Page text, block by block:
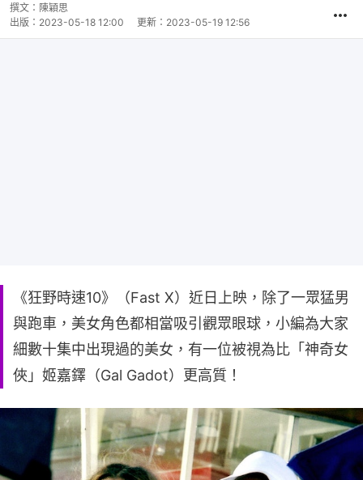
撰文： 陳穎思
出版： 2023-05-18 12:00 更新： 2023-05-19 12:56
《狂野時速10》（Fast X）近日上映，除了一眾猛男
與跑車，美女角色都相當吸引觀眾眼球，小編為大家
細數十集中出現過的美女，有一位被視為比「神奇女
俠」姬嘉鐸（Gal Gadot）更高質！